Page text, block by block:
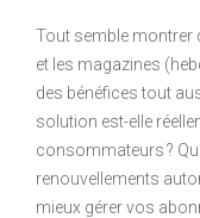
Tout semble montrer
et les magazines
des bénéfices tout
solution est-elle
consommateurs ?
renouvellements
mieux gérer vos